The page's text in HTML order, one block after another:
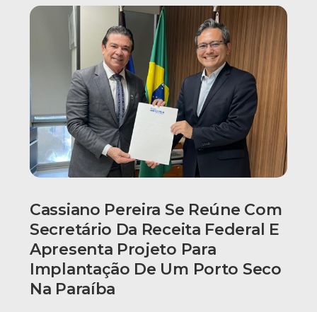
Cassiano Pereira Se Reúne Com
Secretário Da Receita Federal E
Apresenta Projeto Para
Implantação De Um Porto Seco
Na Paraíba